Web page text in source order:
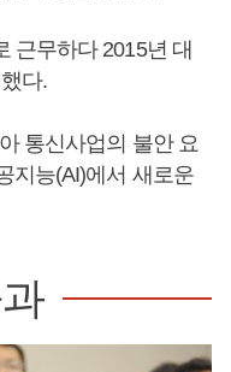
근무하다 2015년 대
다.
통신사업의 불안 요
지능(AI)에서 새로운